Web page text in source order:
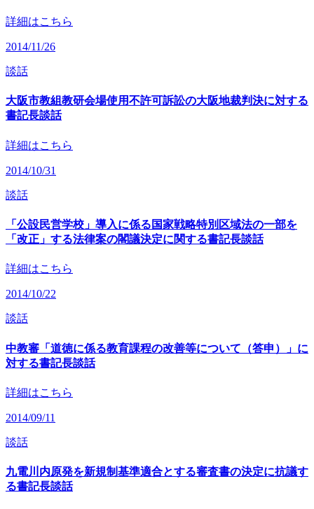
詳細はこちら
2014/11/26
談話
大阪市教組教研会場使用不許可訴訟の大阪地裁判決に対する
書記長談話
詳細はこちら
2014/10/31
談話
「公設民営学校」導入に係る国家戦略特別区域法の一部を
「改正」する法律案の閣議決定に関する書記長談話
詳細はこちら
2014/10/22
談話
中教審「道徳に係る教育課程の改善等について（答申）」に
対する書記長談話
詳細はこちら
2014/09/11
談話
九電川内原発を新規制基準適合とする審査書の決定に抗議す
る書記長談話